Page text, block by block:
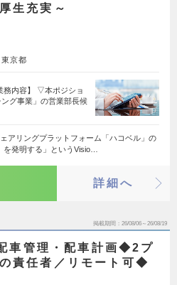
生充実～
東京都
務内容】 ▽本ポジショ
グ事業」の営業部長候
アリングプラットフォーム「ハコベル」の
発明する」というVisio…
詳細へ
掲載期間 26/08/06～26/08/19
車管理・配車計画◆2プ
責任者／リモート可◆